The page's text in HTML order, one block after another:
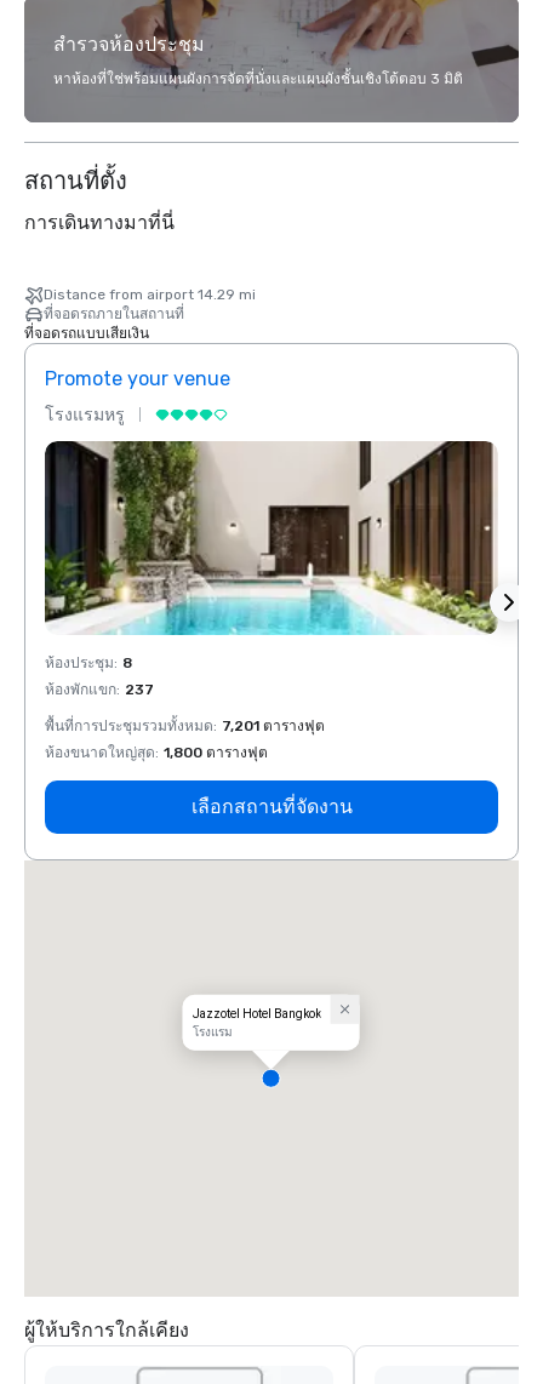
สำรวจห้องประชุม
หาห้องที่ใช่พร้อมแผนผังการจัดที่นั่งและแผนผังชั้นเชิงโต้ตอบ 3 มิติ
สถานที่ตั้ง
การเดินทางมาที่นี่
Distance from airport 14.29 mi
ที่จอดรถภายในสถานที่
ที่จอดรถแบบเสียเงิน
Promote your venue
โรงแรมหรู
ห้องประชุม: 8
ห้องพักแขก: 237
พื้นที่การประชุมรวมทั้งหมด: 7,201 ตารางฟุต
ห้องขนาดใหญ่สุด: 1,800 ตารางฟุต
เลือกสถานที่จัดงาน
Jazzotel Hotel Bangkok
โรงแรม
ผู้ให้บริการใกล้เคียง